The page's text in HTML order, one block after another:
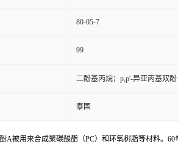
80-05-7
99
二酚基丙烷；p,p'-异亚丙基双
泰国
被用来合成聚碳酸酯（PC）和环氧树脂等材料。